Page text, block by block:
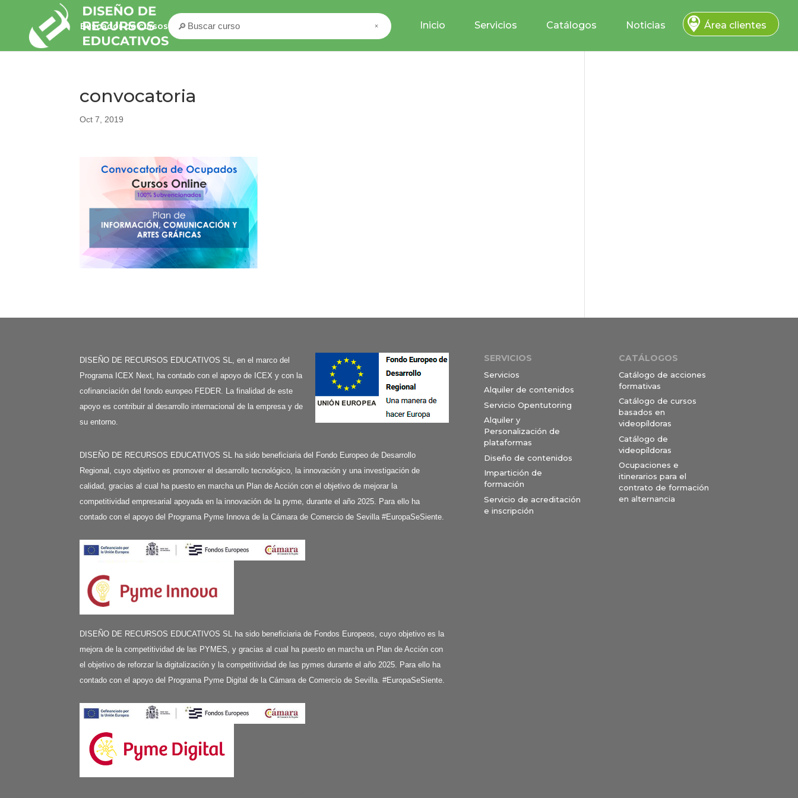
Buscador de cursos 🔎 × Inicio Servicios Catálogos Noticias Área clientes
convocatoria
Oct 7, 2019
DISEÑO DE RECURSOS EDUCATIVOS SL, en el marco del
Programa ICEX Next, ha contado con el apoyo de ICEX y con la
cofinanciación del fondo europeo FEDER. La finalidad de este
apoyo es contribuir al desarrollo internacional de la empresa y de
su entorno.
DISEÑO DE RECURSOS EDUCATIVOS SL ha sido beneficiaria del Fondo Europeo de Desarrollo
Regional, cuyo objetivo es promover el desarrollo tecnológico, la innovación y una investigación de
calidad, gracias al cual ha puesto en marcha un Plan de Acción con el objetivo de mejorar la
competitividad empresarial apoyada en la innovación de la pyme, durante el año 2025. Para ello ha
contado con el apoyo del Programa Pyme Innova de la Cámara de Comercio de Sevilla #EuropaSeSiente.
DISEÑO DE RECURSOS EDUCATIVOS SL ha sido beneficiaria de Fondos Europeos, cuyo objetivo es la
mejora de la competitividad de las PYMES, y gracias al cual ha puesto en marcha un Plan de Acción con
el objetivo de reforzar la digitalización y la competitividad de las pymes durante el año 2025. Para ello ha
contado con el apoyo del Programa Pyme Digital de la Cámara de Comercio de Sevilla. #EuropaSeSiente.
SERVICIOS
Servicios
Alquiler de contenidos
Servicio Opentutoring
Alquiler y
Personalización de
plataformas
Diseño de contenidos
Impartición de
formación
Servicio de acreditación
e inscripción
CATÁLOGOS
Catálogo de acciones
formativas
Catálogo de cursos
basados en
videopíldoras
Catálogo de
videopíldoras
Ocupaciones e
itinerarios para el
contrato de formación
en alternancia